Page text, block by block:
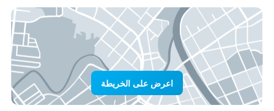
اعرض على الخريطة